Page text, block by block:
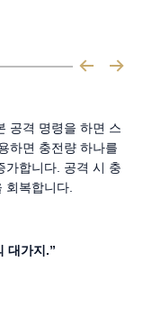
공격 명령을 하면 스
하면 충전량 하나를
가합니다. 공격 시 충
회복합니다.
대가지.”